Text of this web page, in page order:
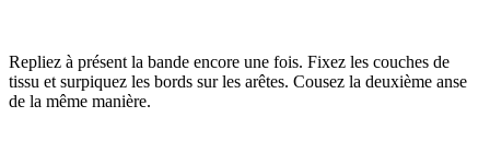
Repliez à présent la bande encore une fois. Fixez les couches de
tissu et surpiquez les bords sur les arêtes. Cousez la deuxième anse
de la même manière.